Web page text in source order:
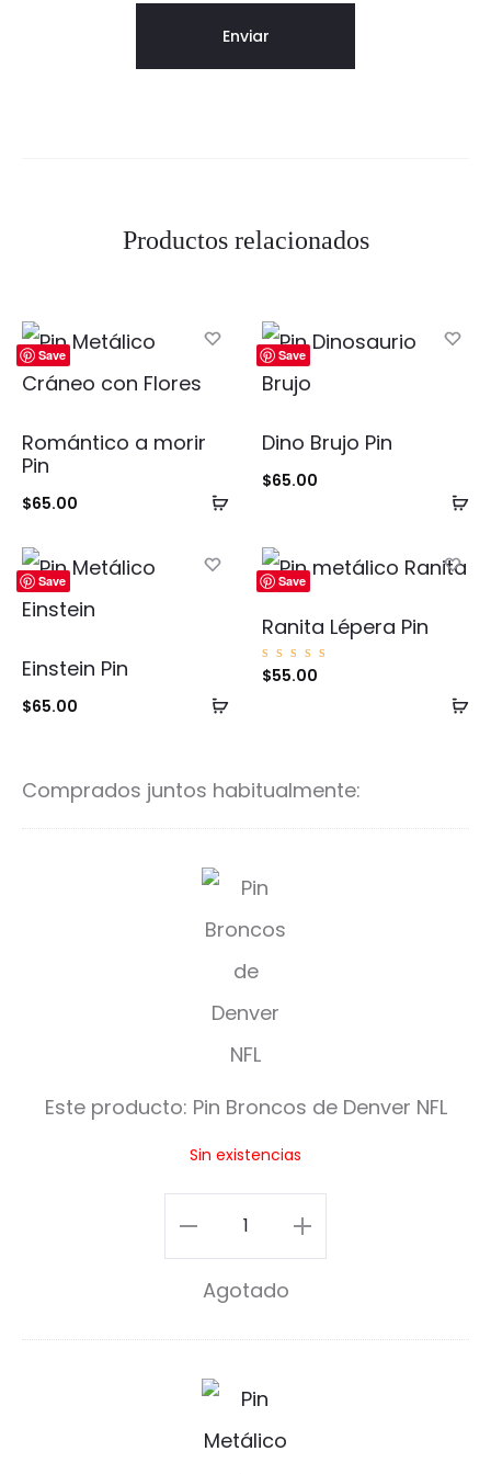
Productos relacionados
Save
Añadir
carrito
Romántico a morir
Pin
$65.00
Save
Dino Brujo Pin
$65.00
Save
Añadir
Einstein Pin
$65.00
Save
Ranita Lépera Pin
Valorad
o con
$55.00
Comprados juntos habitualmente:
P
i
n
B
r
c
s
d
e
Este producto: Pin Broncos de Denver NFL
Sin existencias
Pin
Broncos
Denver
NFL
cantidad
Agotado
R
o